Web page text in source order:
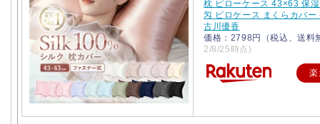
枕 ピローケース 43×63 保
匁 ピロケース まくらカバー
古川優香
価格：2798円（税込、送料
2/8/25時点)